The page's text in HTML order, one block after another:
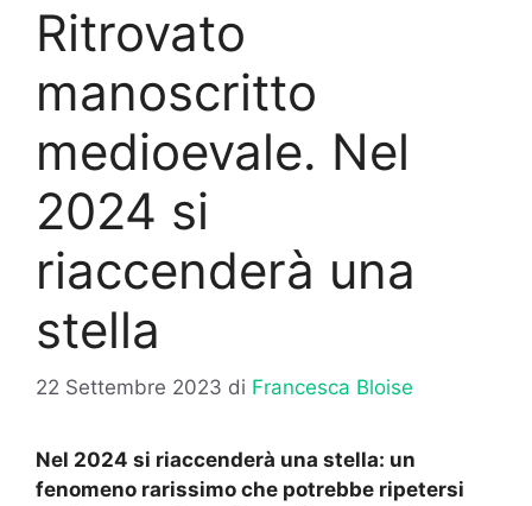
Ritrovato
manoscritto
medioevale. Nel
2024 si
riaccenderà una
stella
22 Settembre 2023 di Francesca Bloise
Nel 2024 si riaccenderà una stella: un
fenomeno rarissimo che potrebbe ripetersi